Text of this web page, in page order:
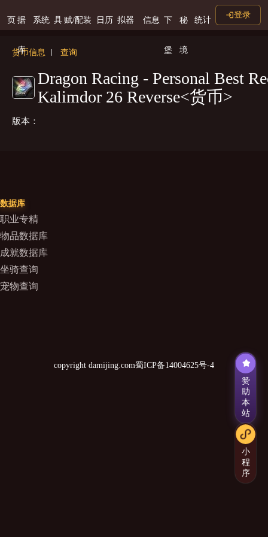
页 据
库
系统 具 赋/配装 日历 拟器 信息 下
堡
秘
境
统计
登录
货币信息 查询
Dragon Racing - Personal Best
Kalimdor 26 Reverse<货币>
版本：
数据库
职业专精
物品数据库
成就数据库
坐骑查询
宠物查询
copyright damijing.com蜀ICP备14004625号-4
赞
助
本
站
小
程
序